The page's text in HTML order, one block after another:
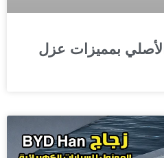
زجاج سي ليون 06 الأصلي بمميزات عزل